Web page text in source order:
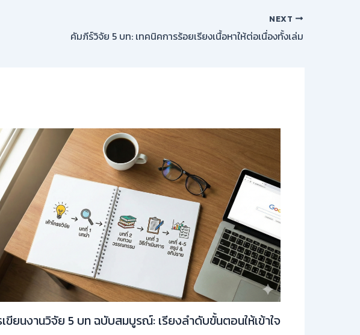
NEXT
คัมภีร์วิจัย 5 บท: เทคนิคการร้อยเรียงเนื้อหาให้ต่อเนื่องทั้งเล่ม
ขียนงานวิจัย 5 บท ฉบับสมบูรณ์: เรียงลำดับขั้นตอนให้เข้าใจ